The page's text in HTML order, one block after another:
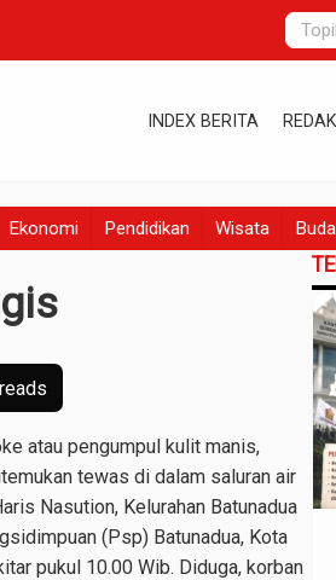
INDEX BERITA
Ekonomi Pendidikan Wisata
atau pengumpul kulit manis,
tewas di dalam saluran air
Nasution, Kelurahan Batunadua
(Psp) Batunadua, Kota
pukul 10.00 Wib. Diduga, korban